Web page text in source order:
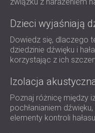
Dzieci wyjaśniają
Dowiedz się, dlaczego
dziedzinie dźwięku i
korzystając z ich
Izolacja
Poznaj różnicę między
pochłanianiem
elementy kontroli